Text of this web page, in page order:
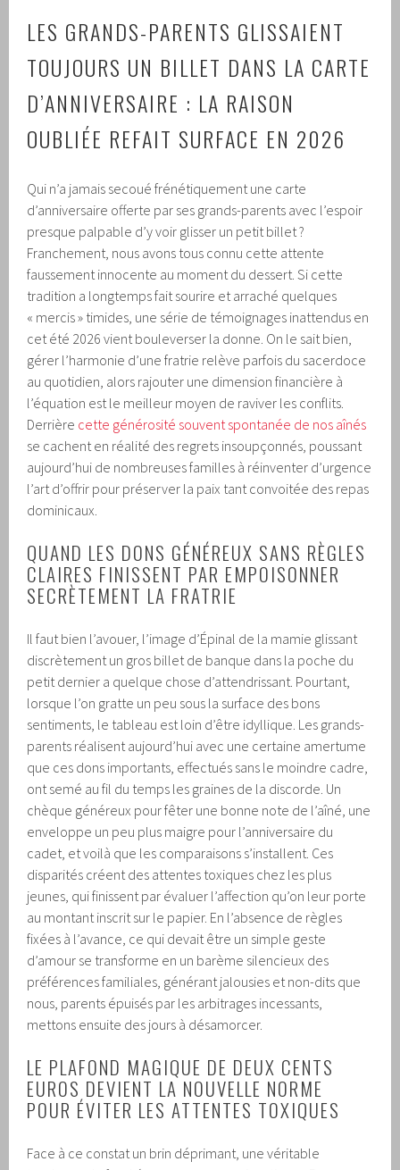
LES GRANDS-PARENTS GLISSAIENT
TOUJOURS UN BILLET DANS LA CARTE
D’ANNIVERSAIRE : LA RAISON
OUBLIÉE REFAIT SURFACE EN 2026
Qui n’a jamais secoué frénétiquement une carte
d’anniversaire offerte par ses grands-parents avec l’espoir
presque palpable d’y voir glisser un petit billet ?
Franchement, nous avons tous connu cette attente
faussement innocente au moment du dessert. Si cette
tradition a longtemps fait sourire et arraché quelques
« mercis » timides, une série de témoignages inattendus en
cet été 2026 vient bouleverser la donne. On le sait bien,
gérer l’harmonie d’une fratrie relève parfois du sacerdoce
au quotidien, alors rajouter une dimension financière à
l’équation est le meilleur moyen de raviver les conflits.
Derrière cette générosité souvent spontanée de nos aînés
se cachent en réalité des regrets insoupçonnés, poussant
aujourd’hui de nombreuses familles à réinventer d’urgence
l’art d’offrir pour préserver la paix tant convoitée des repas
dominicaux.
QUAND LES DONS GÉNÉREUX SANS RÈGLES
CLAIRES FINISSENT PAR EMPOISONNER
SECRÈTEMENT LA FRATRIE
Il faut bien l’avouer, l’image d’Épinal de la mamie glissant
discrètement un gros billet de banque dans la poche du
petit dernier a quelque chose d’attendrissant. Pourtant,
lorsque l’on gratte un peu sous la surface des bons
sentiments, le tableau est loin d’être idyllique. Les grands-
parents réalisent aujourd’hui avec une certaine amertume
que ces dons importants, effectués sans le moindre cadre,
ont semé au fil du temps les graines de la discorde. Un
chèque généreux pour fêter une bonne note de l’aîné, une
enveloppe un peu plus maigre pour l’anniversaire du
cadet, et voilà que les comparaisons s’installent. Ces
disparités créent des attentes toxiques chez les plus
jeunes, qui finissent par évaluer l’affection qu’on leur porte
au montant inscrit sur le papier. En l’absence de règles
fixées à l’avance, ce qui devait être un simple geste
d’amour se transforme en un barème silencieux des
préférences familiales, générant jalousies et non-dits que
nous, parents épuisés par les arbitrages incessants,
mettons ensuite des jours à désamorcer.
LE PLAFOND MAGIQUE DE DEUX CENTS
EUROS DEVIENT LA NOUVELLE NORME
POUR ÉVITER LES ATTENTES TOXIQUES
Face à ce constat un brin déprimant, une véritable